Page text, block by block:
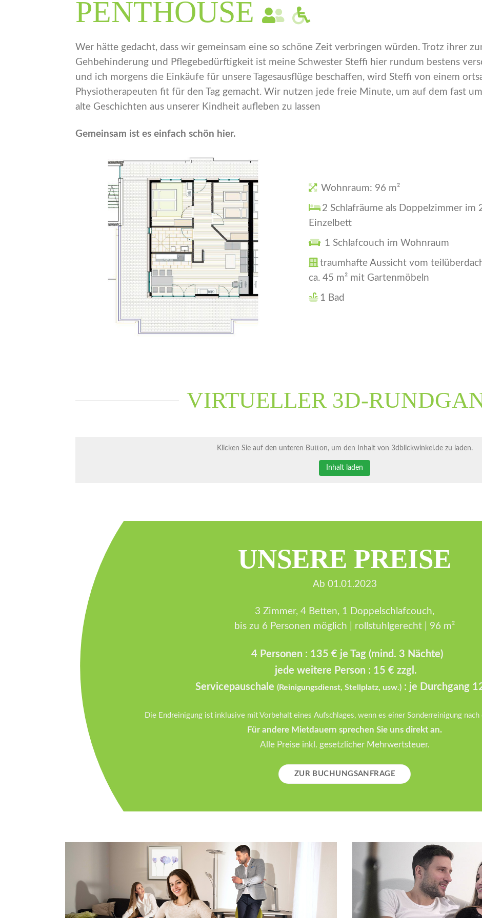
PENTHOUSE
Wer hätte gedacht, dass wir gemeinsam eine so schöne Zeit verbringen würden. Trotz ihrer
Gehbehinderung und Pflegebedürftigkeit ist meine Schwester Steffi hier rundum bestens
und ich morgens die Einkäufe für unsere Tagesausflüge beschaffen, wird Steffi von einem
Physiotherapeuten fit für den Tag gemacht. Wir nutzen jede freie Minute, um auf dem fast
alte Geschichten aus unserer Kindheit aufleben zu lassen
Gemeinsam ist es einfach schön hier.
Wohnraum: 96 m²
2 Schlafräume als Doppelzimmer im
Einzelbett
1 Schlafcouch im Wohnraum
traumhafte Aussicht vom
ca. 45 m² mit Gartenmöbeln
1 Bad
VIRTUELLER 3D-
Klicken Sie auf den unteren Button, um den Inhalt von 3dblickwinkel.de zu laden.
Inhalt laden
UNSERE PREISE
Ab 01.01.2023
3 Zimmer, 4 Betten, 1 Doppelschlafcouch,
bis zu 6 Personen möglich | rollstuhlgerecht |
96 m²
4 Personen : 135 € je Tag (mind. 3 Nächte)
jede weitere Person : 15 € zzgl.
Servicepauschale (Reinigungsdienst, Stellplatz, usw.): je Durchgang
Die Endreinigung ist inklusive mit Vorbehalt eines Aufschlages, wenn es einer Sonderreinigung nach
Für andere Mietdauern sprechen Sie uns direkt an.
Alle Preise inkl. gesetzlicher Mehrwertsteuer.
ZUR BUCHUNGSANFRAGE